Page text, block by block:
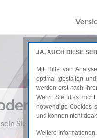
– die
Sie Ihren Schutz alle 3
JA, AUCH DIESE
Mit Hilfe von
optimal gestalten
werden erst nach
Wenn Sie dies nicht
notwendige Cookies
und können nicht
Weitere